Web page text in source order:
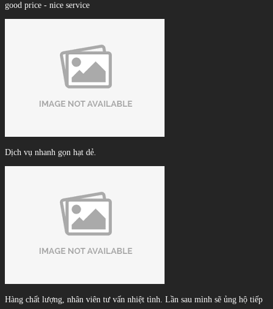
good price - nice service
Dịch vụ nhanh gọn hạt dẻ.
Hàng chất lượng, nhân viên tư vấn nhiệt tình. Lần sau mình sẽ ủng hộ tiếp